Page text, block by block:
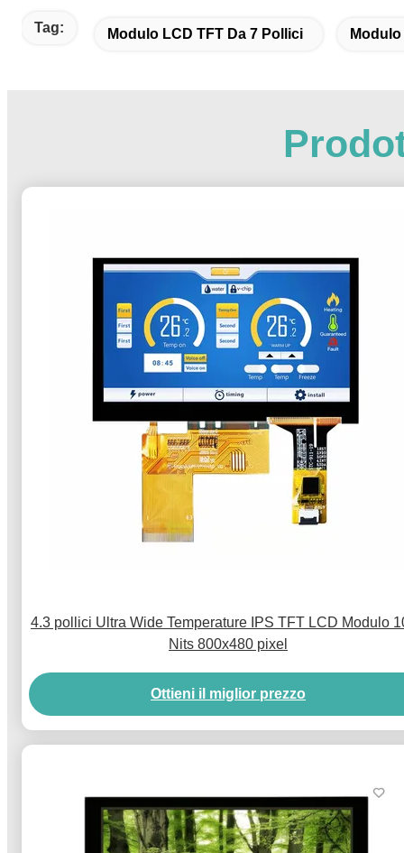
Tag: Modulo LCD TFT Da 7 Pollici
4.3 pollici Ultra Wide Temperature IPS TFT LCD Modulo
Nits 800x480 pixel
Ottieni il miglior prezzo